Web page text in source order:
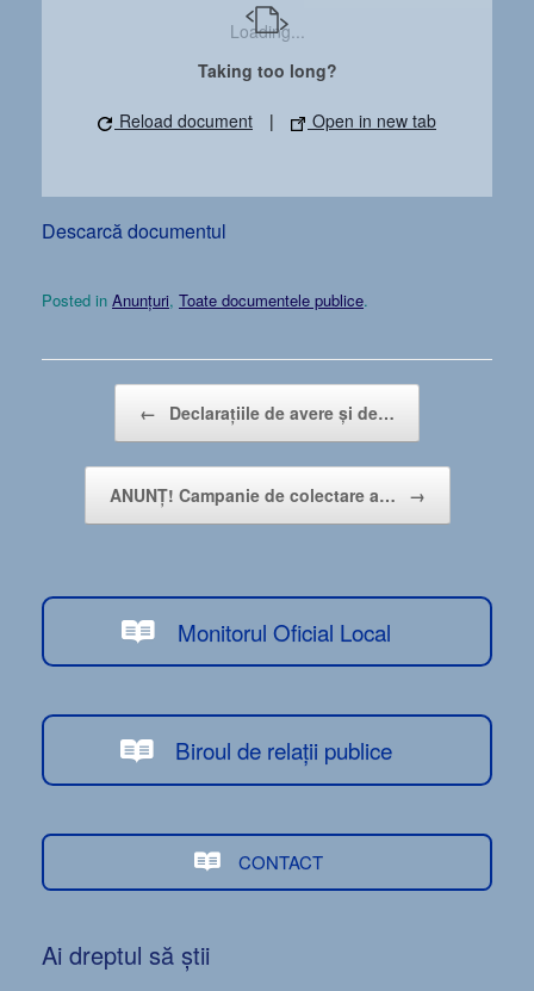
Loading...
Taking too long?
Reload document | Open in new tab
Descarcă documentul
Posted in Anunțuri, Toate documentele publice.
← Declarațiile de avere și de…
ANUNȚ! Campanie de colectare a… →
Monitorul Oficial Local
Biroul de relații publice
CONTACT
Ai dreptul să știi